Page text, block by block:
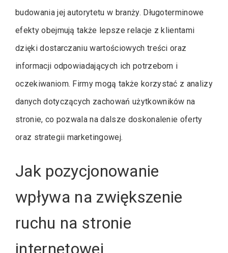
budowania jej autorytetu w branży. Długoterminowe
efekty obejmują także lepsze relacje z klientami
dzięki dostarczaniu wartościowych treści oraz
informacji odpowiadających ich potrzebom i
oczekiwaniom. Firmy mogą także korzystać z analizy
danych dotyczących zachowań użytkowników na
stronie, co pozwala na dalsze doskonalenie oferty
oraz strategii marketingowej.
Jak pozycjonowanie
wpływa na zwiększenie
ruchu na stronie
internetowej